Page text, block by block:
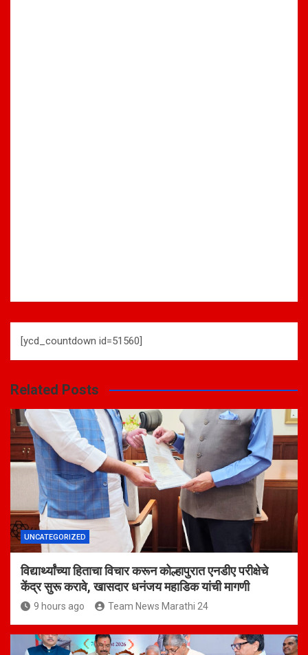
[ycd_countdown id=51560]
Related Posts
UNCATEGORIZED
विद्यार्थ्यांच्या हिताचा विचार करून कोल्हापुरात एनडीए परीक्षेचे
केंद्र सुरू करावे, खासदार धनंजय महाडिक यांची मागणी
9 hours ago Team News Marathi 24